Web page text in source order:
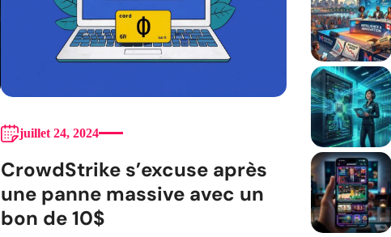
juillet 24, 2024
CrowdStrike s’excuse après
une panne massive avec un
bon de 10$